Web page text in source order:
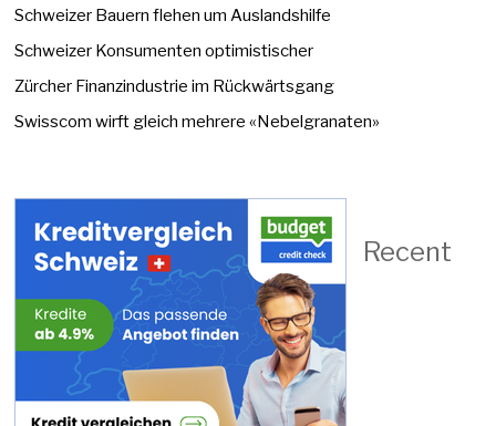
Schweizer Bauern flehen um Auslandshilfe
Schweizer Konsumenten optimistischer
Zürcher Finanzindustrie im Rückwärtsgang
Swisscom wirft gleich mehrere «Nebelgranaten»
Recent